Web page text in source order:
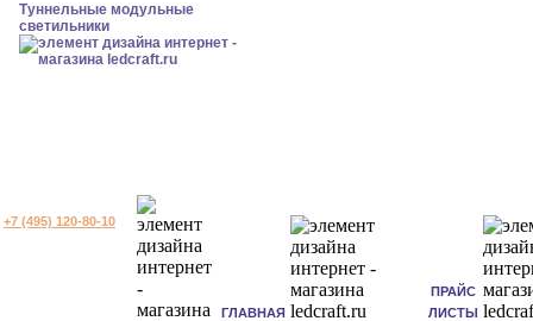
Туннельные модульные
светильники
+7 (495) 120-80-10
ГЛАВНАЯ
ПРАЙС
ЛИСТЫ